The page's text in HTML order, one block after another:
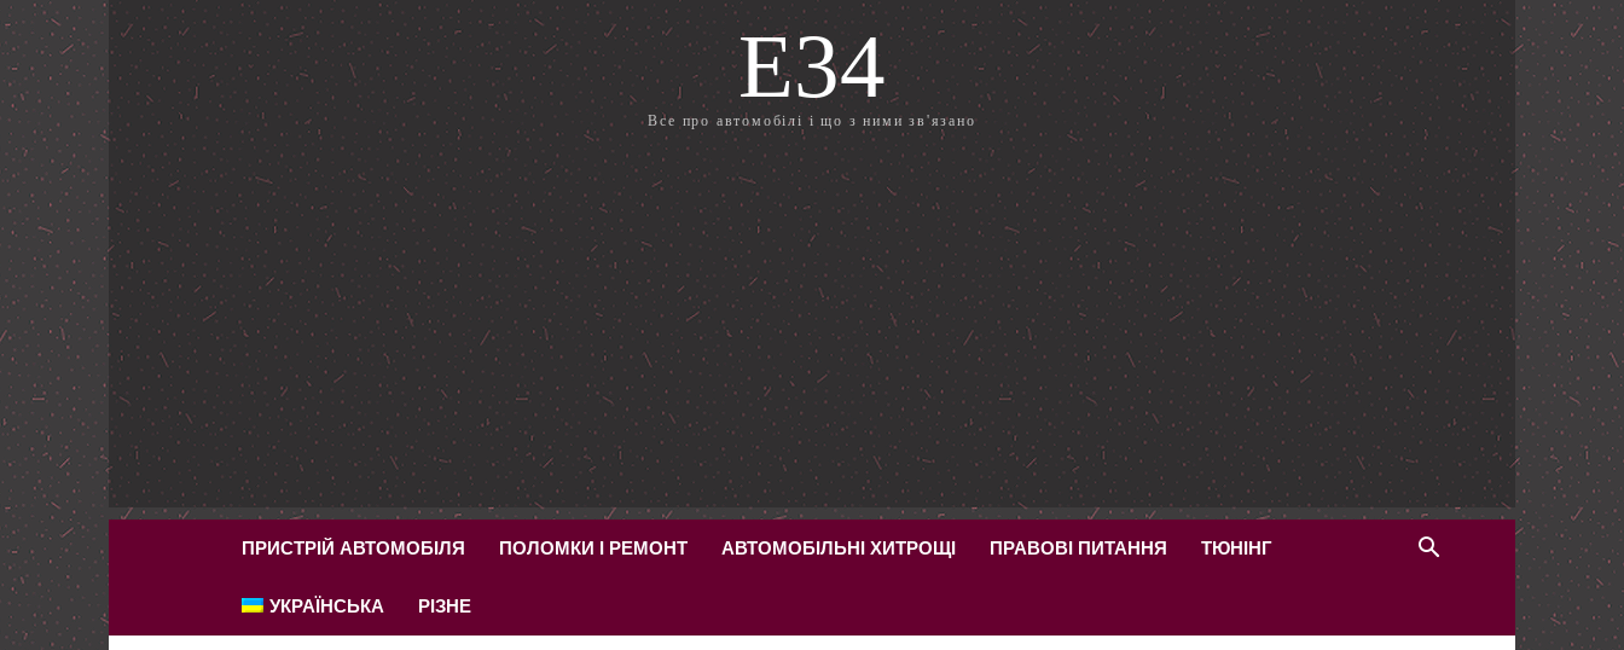
E34
Все про автомобілі і що з ними зв'язано
ПРИСТРІЙ АВТОМОБІЛЯ ПОЛОМКИ І РЕМОНТ АВТОМОБІЛЬНІ ХИТРОЩІ ПРАВОВІ ПИТАННЯ ТЮНІНГ
УКРАЇНСЬКА РІЗНЕ